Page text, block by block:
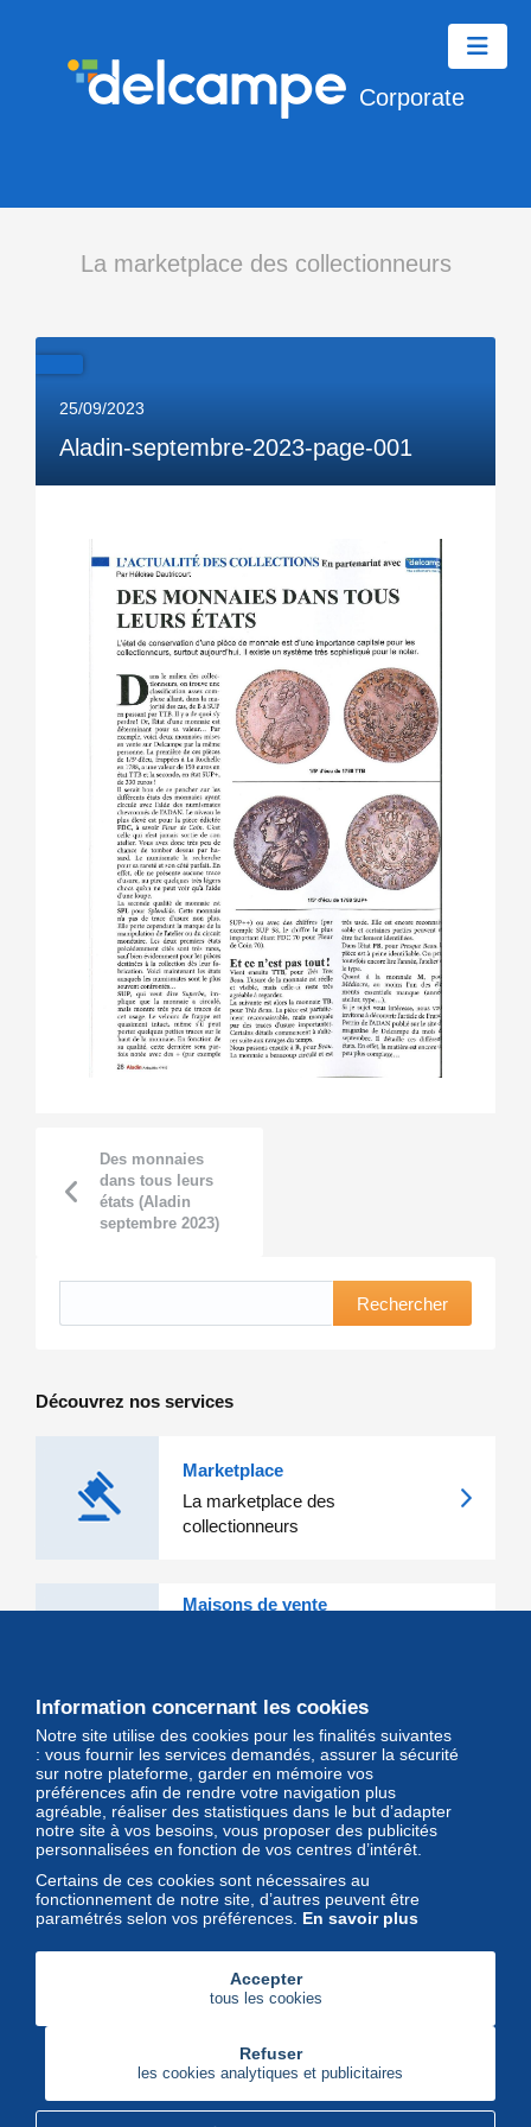
Corporate
La marketplace des collectionneurs
25/09/2023
Aladin-septembre-2023-page-001
Des monnaies
dans tous leurs
états (Aladin
septembre 2023)
Rechercher
Découvrez nos services
Marketplace
La marketplace des
collectionneurs
Maisons de vente
Magazine
Un regard unique et décalé sur
l'univers des timbres et leurs
collectionneurs
Information concernant les cookies
Notre site utilise des cookies pour les finalités suivantes
: vous fournir les services demandés, assurer la sécurité
sur notre plateforme, garder en mémoire vos
préférences afin de rendre votre navigation plus
agréable, réaliser des statistiques dans le but d’adapter
notre site à vos besoins, vous proposer des publicités
personnalisées en fonction de vos centres d’intérêt.
Certains de ces cookies sont nécessaires au
fonctionnement de notre site, d’autres peuvent être
paramétrés selon vos préférences. En savoir plus
Accepter
tous les cookies
Refuser
les cookies analytiques et publicitaires